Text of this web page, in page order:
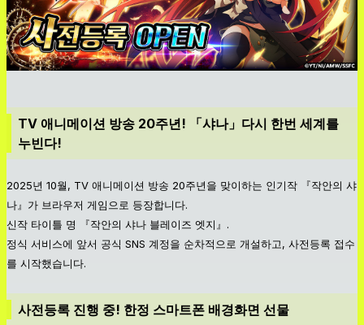
TV 애니메이션 방송 20주년! 「샤나」다시 한번 세계를
누빈다!
2025년 10월, TV 애니메이션 방송 20주년을 맞이하는 인기작 『작안의 샤
나』가 브라우저 게임으로 등장합니다.
신작 타이틀 명 『작안의 샤나 블레이즈 엣지』.
정식 서비스에 앞서 공식 SNS 계정을 순차적으로 개설하고, 사전등록 접수
를 시작했습니다.
사전등록 진행 중! 한정 스마트폰 배경화면 선물